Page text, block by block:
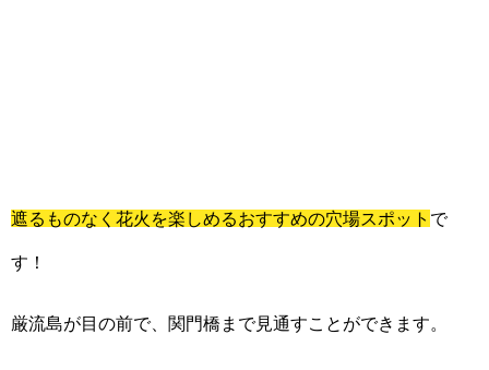
遮るものなく花火を楽しめるおすすめの穴場スポット で
す！
厳流島が目の前で、関門橋まで見通すことができます。